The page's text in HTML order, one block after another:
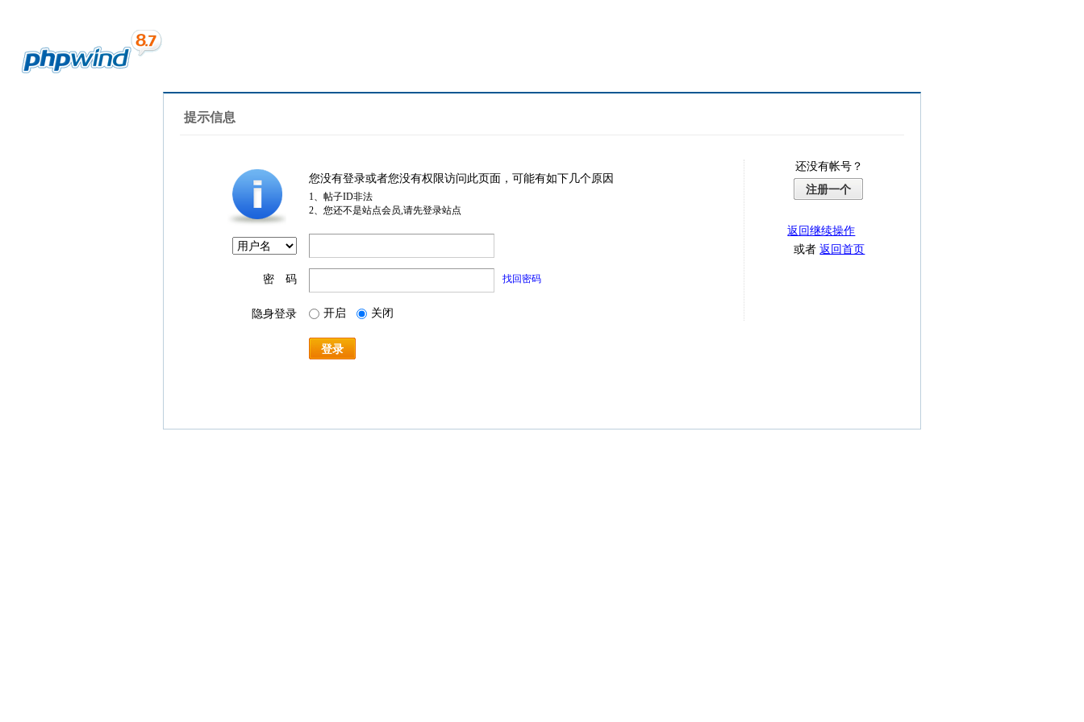
提示信息
您没有登录或者您没有权限访问此页面，可能有如下几个原因
1、帖子ID非法
2、您还不是站点会员,请先登录站点
密 码 找回密码
隐身登录 开启 关闭
登录
还没有帐号？
注册一个
返回继续操作
或者返回首页